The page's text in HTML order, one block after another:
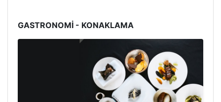
GASTRONOMİ - KONAKLAMA